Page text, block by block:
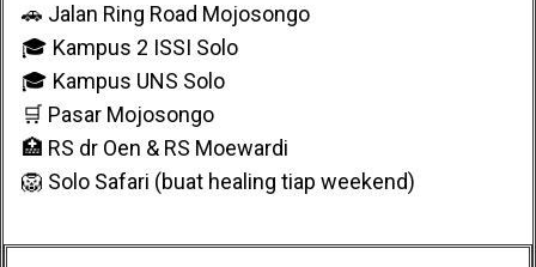
🚗 Jalan Ring Road Mojosongo
🎓 Kampus 2 ISSI Solo
🎓 Kampus UNS Solo
🛒 Pasar Mojosongo
🏥 RS dr Oen & RS Moewardi
🦁 Solo Safari (buat healing tiap weekend)